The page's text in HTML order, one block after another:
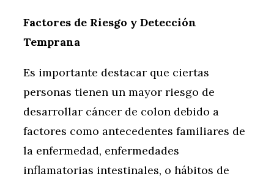
Factores de Riesgo y Detección
Temprana
Es importante destacar que ciertas
personas tienen un mayor riesgo de
desarrollar cáncer de colon debido a
factores como antecedentes familiares de
la enfermedad, enfermedades
inflamatorias intestinales, o hábitos de